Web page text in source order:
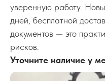
уверенную работу.
дней, бесплатной
документов — это
рисков.
Уточните наличие у